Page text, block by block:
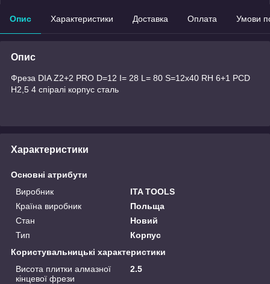
Опис Характеристики Доставка Оплата Умови
Опис
Фреза DIA Z2+2 PRO D=12 I= 28 L= 80 S=12x40 RH 6+1 PCD
H2,5 4 спіралі корпус сталь
Характеристики
Основні атрибути
Виробник
ITA TOOLS
Країна виробник
Польща
Стан
Новий
Тип
Корпус
Користувальницькі характеристики
Висота плитки алмазної
кінцевої фрези
2.5